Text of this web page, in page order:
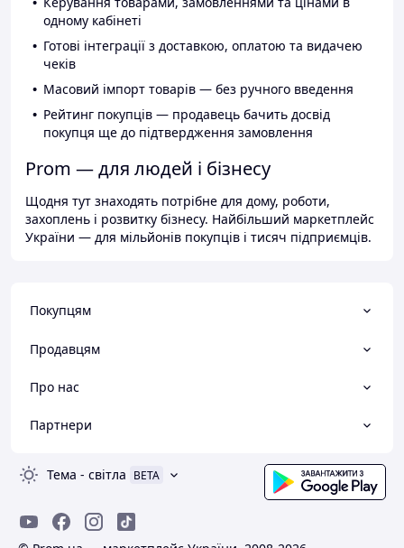
одному кабінеті
Готові інтеграції з доставкою, оплатою та видачею
чеків
Масовий імпорт товарів — без ручного введення
Рейтинг покупців — продавець бачить досвід
покупця ще до підтвердження замовлення
Prom — для людей і бізнесу
Щодня тут знаходять потрібне для дому, роботи,
захоплень і розвитку бізнесу. Найбільший маркетплейс
України — для мільйонів покупців і тисяч підприємців.
Покупцям
Продавцям
Про нас
Партнери
Тема - світла BETA